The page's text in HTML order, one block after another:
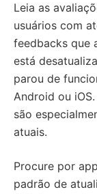
Leia as
usuários com
feedbacks que
está
parou de
Android ou
são
atuais.
Procure por
padrão de